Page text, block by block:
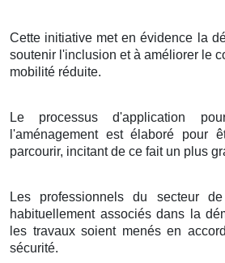
Cette initiative met en évidence la
soutenir l'inclusion et à améliorer le
mobilité réduite.
Le processus d'application
l'aménagement est élaboré pour
parcourir, incitant de ce fait un plus
Les professionnels du secteur
habituellement associés dans la
les travaux soient menés en
sécurité.